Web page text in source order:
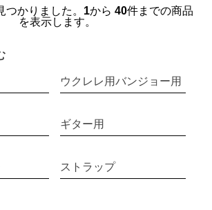
つかりました。 1から 40件までの商品
を表示します。
ウクレレ用バンジョー用
ギター用
ストラップ